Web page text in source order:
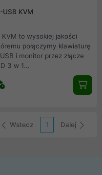
USB KVM
to wysokiej jakości
połączymy klawiaturę
i monitor przez złącze
3 w 1
kompatybilnych
i jakość połączeń.
Wstecz 1 Dalej